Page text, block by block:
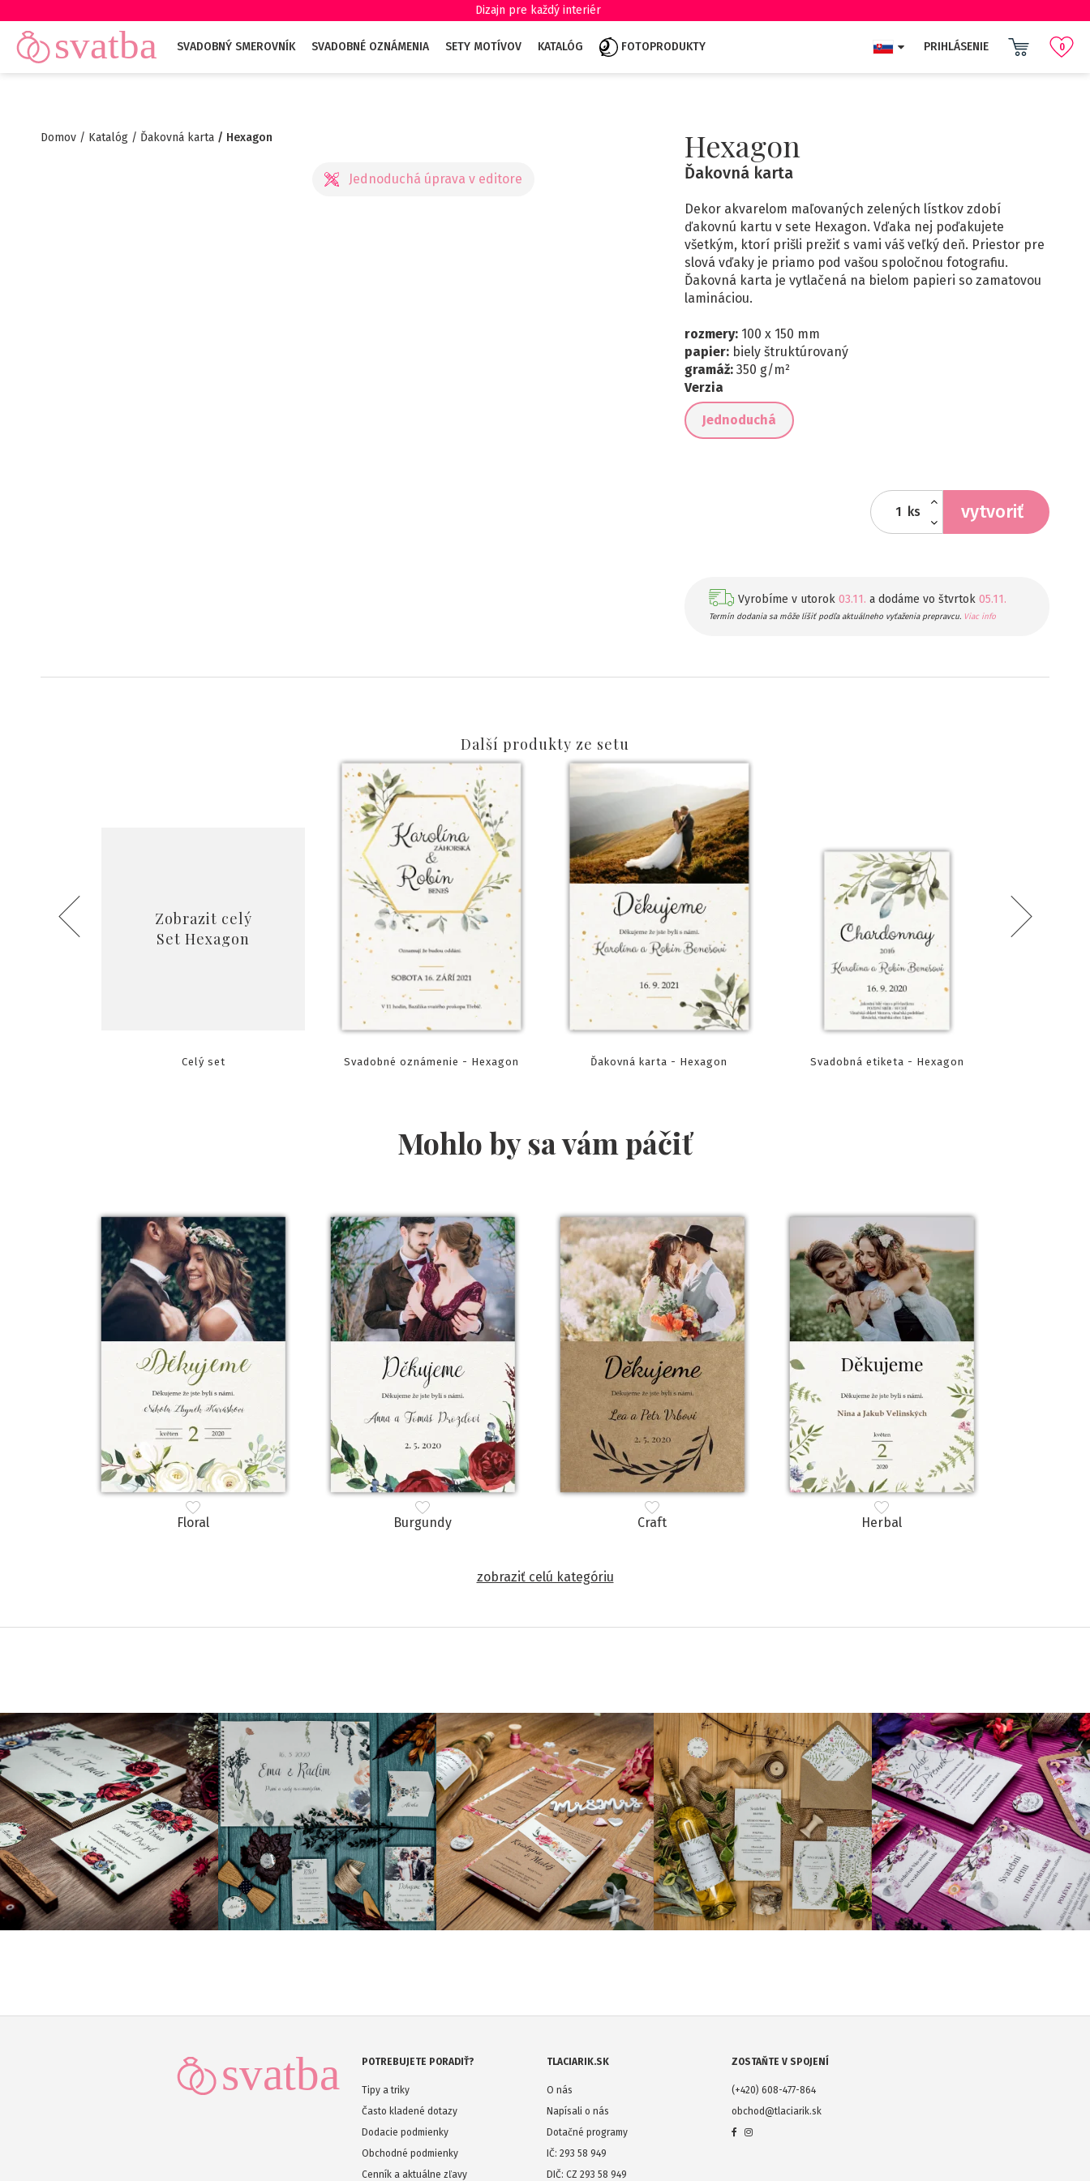
Dizajn pre každý interiér
SVADOBNÝ SMEROVNÍK SVADOBNÉ OZNÁMENIA SETY MOTÍVOV KATALÓG FOTOPRODUKTY PRIHLÁSENIE 0
Domov Katalóg Ďakovná karta Hexagon Hexagon
Ďakovná karta
Dekor akvarelom maľovaných zelených lístkov zdobí
ďakovnú kartu v sete Hexagon. Vďaka nej poďakujete
všetkým, ktorí prišli prežiť s vami váš veľký deň. Priestor pre
slová vďaky je priamo pod vašou spoločnou fotografiu.
Ďakovná karta je vytlačená na bielom papieri so zamatovou
lamináciou.
rozmery: 100 x 150 mm
papier: biely štruktúrovaný
gramáž: 350 g/m²
Verzia
Jednoduchá
ks vytvoriť
Vyrobíme v utorok 03.11. a dodáme vo štvrtok 05.11.
Termín dodania sa môže líšiť podľa aktuálneho vyťaženia prepravcu. Viac info
Další produkty ze setu
Zobrazit celý
Set Hexagon
Celý set Svadobné oznámenie - Hexagon Ďakovná karta - Hexagon Svadobná etiketa - Hexagon
Mohlo by sa vám páčiť
Floral Burgundy Craft Herbal
zobraziť celú kategóriu
POTREBUJETE PORADIŤ?
Tipy a triky
Často kladené dotazy
Dodacie podmienky
Obchodné podmienky
Cenník a aktuálne zľavy
TLACIARIK.SK
O nás
Napísali o nás
Dotačné programy
IČ: 293 58 949
DIČ: CZ 293 58 949
ZOSTAŇTE V SPOJENÍ
(+420) 608-477-864
obchod@tlaciarik.sk